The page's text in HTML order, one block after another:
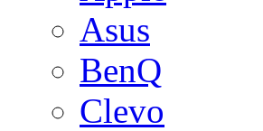
Asus
BenQ
Clevo